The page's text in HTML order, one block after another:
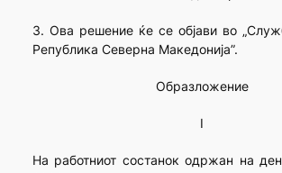
3. Ова решение ќе се објави во
Република Северна Македонија”.
Образложение
I
На работниот состанок одржан на